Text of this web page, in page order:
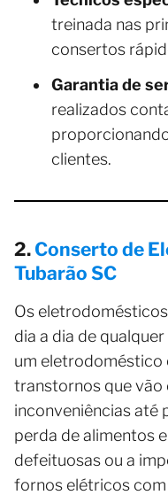
treinada nas
consertos
Garantia de
realizados
clientes.
2. Conserto de
Tubarão SC
Os
dia a dia de
um eletrodoméstico
transtornos que vão
inconveniências até
perda de alimentos
defeituosas ou a
fornos elétricos